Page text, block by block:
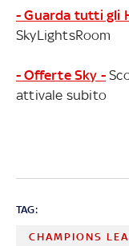
- Guarda tutti gli
SkyLightsRoom
- Offerte Sky -
attivale subito
TAG:
CHAMPIONS